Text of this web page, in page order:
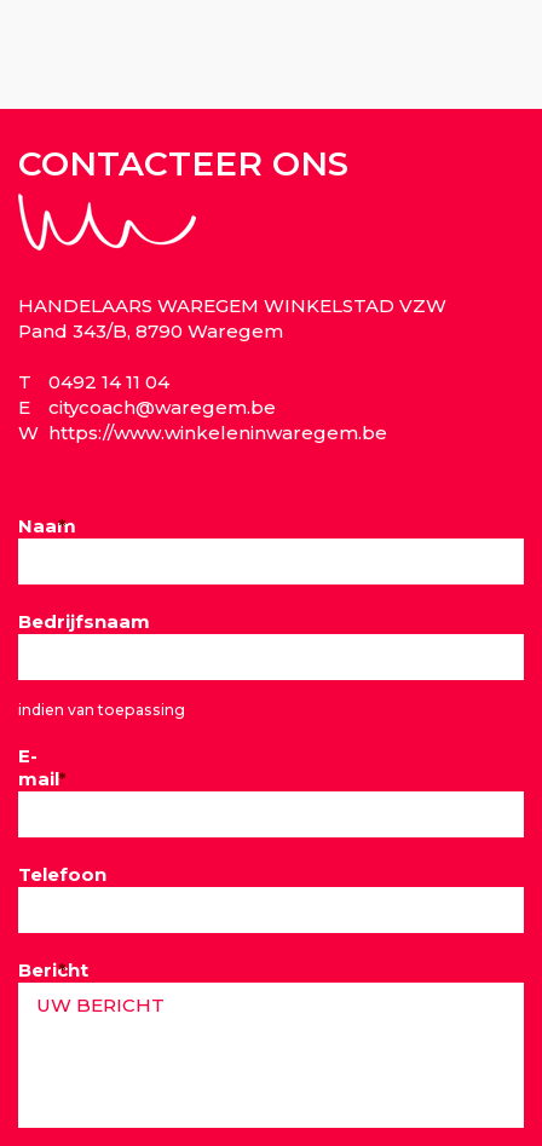
CONTACTEER ONS
HANDELAARS WAREGEM WINKELSTAD VZW
Pand 343/B, 8790 Waregem
T
0492 14 11 04
E
citycoach@waregem.be
W https://www.winkeleninwaregem.be
Naam
*
Bedrijfsnaam
indien van toepassing
E-
mail*
Telefoon
Bericht
*